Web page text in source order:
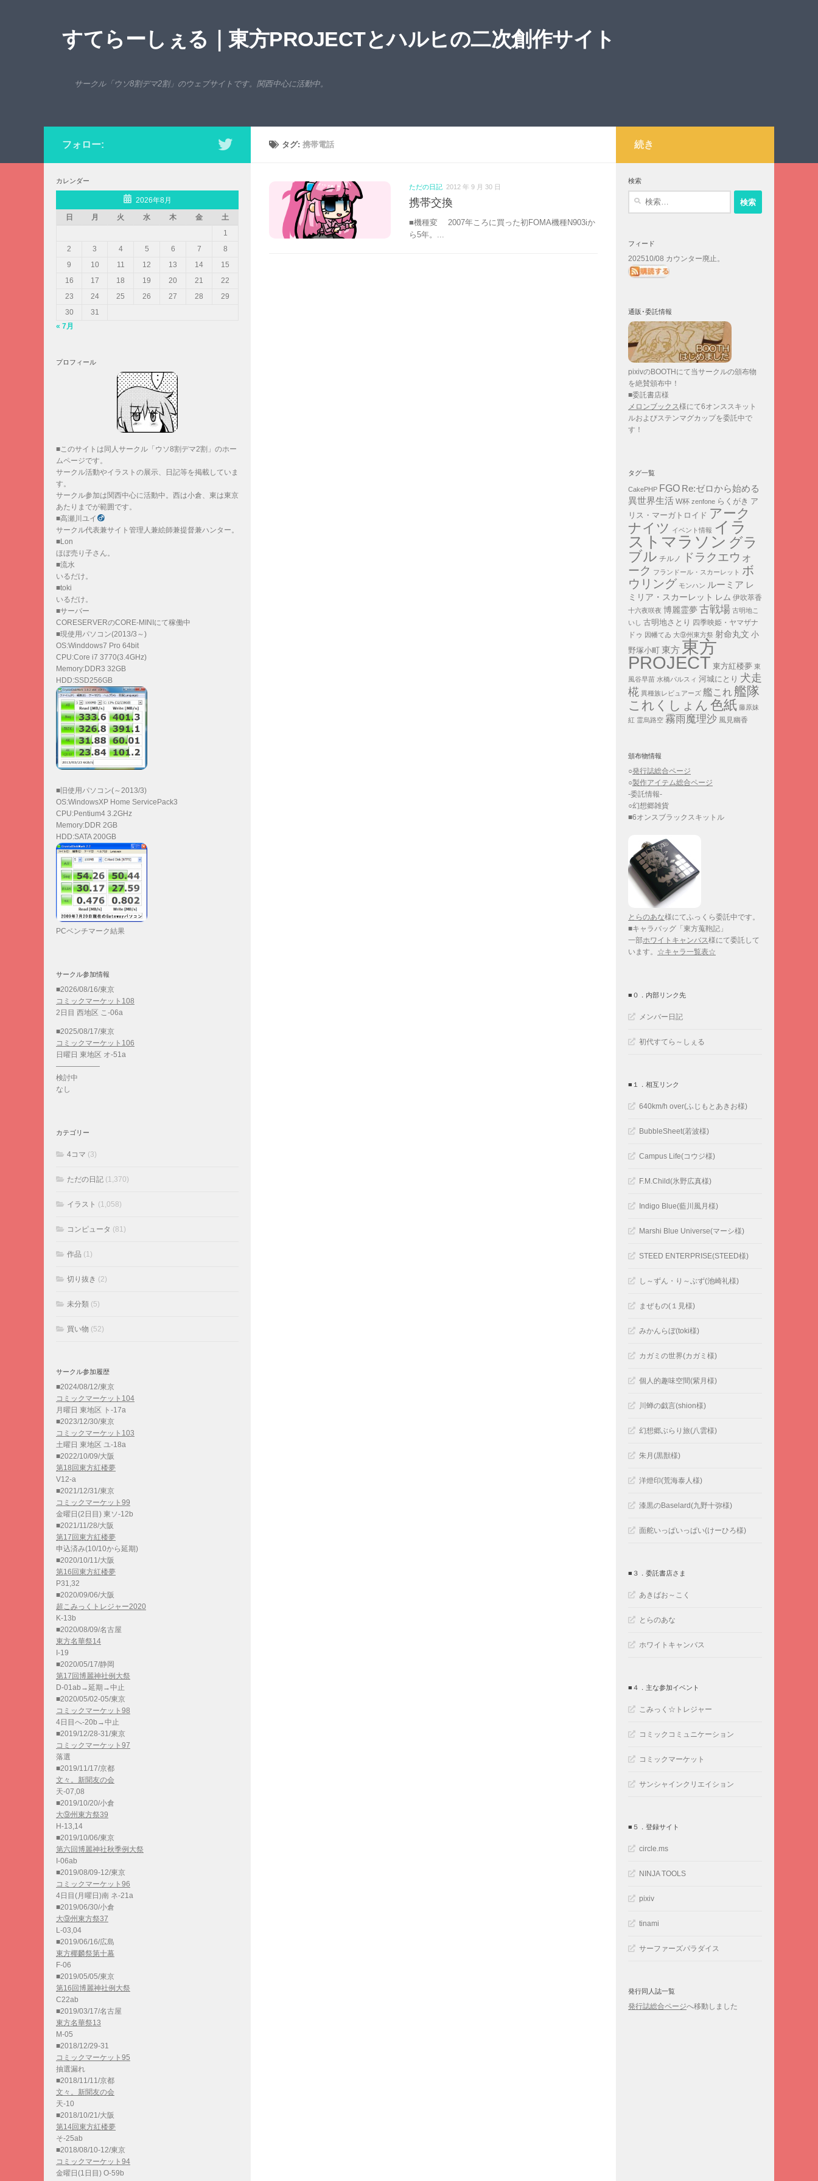
すてらーしぇる｜東方PROJECTとハルヒの二次創作サイト
サークル「ウソ8割デマ2割」のウェブサイトです。関西中心に活動中。
タグ: 携帯電話
ただの日記 2012 年 9 月 30 日
携帯交換
■機種変 2007年ころに買った初FOMA機種N903iか
ら5年。...
フォロー:
カレンダー
2026年8月
日
月 火 水 木 金
土
1
2
3 4 5 6 7
8
9
10 11 12 13 14
15
16
17 18 19 20 21
22
23
24 25 26 27 28
29
30
31
« 7月
プロフィール
■このサイトは同人サークル「ウソ8割デマ2割」のホー
ムページです。
サークル活動やイラストの展示、日記等を掲載していま
す。
サークル参加は関西中心に活動中。西は小倉、東は東京
あたりまでが範囲です。
■高瀬川ユイ
サークル代表兼サイト管理人兼絵師兼提督兼ハンター。
■Lon
ほぼ売り子さん。
■流水
いるだけ。
■toki
いるだけ。
■サーバー
CORESERVERのCORE-MINIにて稼働中
■現使用パソコン(2013/3～)
OS:Winddows7 Pro 64bit
CPU:Core i7 3770(3.4GHz)
Memory:DDR3 32GB
HDD:SSD256GB
■旧使用パソコン(～2013/3)
OS:WindowsXP Home ServicePack3
CPU:Pentium4 3.2GHz
Memory:DDR 2GB
HDD:SATA 200GB
PCベンチマーク結果
サークル参加情報
■2026/08/16/東京
コミックマーケット108
2日目 西地区 こ-06a
■2025/08/17/東京
コミックマーケット106
日曜日 東地区 オ-51a
——————
検討中
なし
カテゴリー
4コマ (3)
ただの日記 (1,370)
イラスト (1,058)
コンピュータ (81)
作品 (1)
切り抜き (2)
未分類 (5)
買い物 (52)
サークル参加履歴
■2024/08/12/東京
コミックマーケット104
月曜日 東地区 ト-17a
■2023/12/30/東京
コミックマーケット103
土曜日 東地区 ユ-18a
■2022/10/09/大阪
第18回東方紅楼夢
V12-a
■2021/12/31/東京
コミックマーケット99
金曜日(2日目) 東ソ-12b
■2021/11/28/大阪
第17回東方紅楼夢
申込済み(10/10から延期)
■2020/10/11/大阪
第16回東方紅楼夢
P31,32
■2020/09/06/大阪
超こみっくトレジャー2020
K-13b
■2020/08/09/名古屋
東方名華祭14
I-19
■2020/05/17/静岡
第17回博麗神社例大祭
D-01ab→延期→中止
■2020/05/02-05/東京
コミックマーケット98
4日目へ-20b→中止
■2019/12/28-31/東京
コミックマーケット97
落選
■2019/11/17/京都
文々。新聞友の会
天-07,08
■2019/10/20/小倉
大⑨州東方祭39
H-13,14
■2019/10/06/東京
第六回博麗神社秋季例大祭
I-06ab
■2019/08/09-12/東京
コミックマーケット96
4日目(月曜日)南 ネ-21a
■2019/06/30/小倉
大⑨州東方祭37
L-03,04
■2019/06/16/広島
東方椰麟祭第十幕
F-06
■2019/05/05/東京
第16回博麗神社例大祭
C22ab
■2019/03/17/名古屋
東方名華祭13
M-05
■2018/12/29-31
コミックマーケット95
抽選漏れ
■2018/11/11/京都
文々。新聞友の会
天-10
■2018/10/21/大阪
第14回東方紅楼夢
そ-25ab
■2018/08/10-12/東京
コミックマーケット94
金曜日(1日目) O-59b
続き
検索
フィード
202510/08 カウンター廃止。
通販･委託情報
pixivのBOOTHにて当サークルの頒布物
を絶賛頒布中！
■委託書店様
メロンブックス様にて6オンススキット
ルおよびステンマグカップを委託中で
す！
タグ一覧
CakePHP FGO Re:ゼロから始める
異世界生活 W杯 zenfone らくがき ア
リス・マーガトロイド アーク
ナイツ イベント情報 イラ
ストマラソン グラ
ブル チルノ
ドラクエウォ
ーク フランドール・スカーレット ボ
ウリング モンハン ルーミア レ
ミリア・スカーレット
レム 伊吹萃香
十六夜咲夜 博麗霊夢 古戦場 古明地こ
いし 古明地さとり 四季映姫・ヤマザナ
ドゥ 因幡てゐ 大⑨州東方祭 射命丸文 小
野塚小町 東方 東方
PROJECT 東方紅楼夢 東
風谷早苗 水橋パルスィ 河城にとり 犬走
椛 異種族レビュアーズ 艦これ艦隊
これくしょん 色紙 藤原妹
紅 霊烏路空 霧雨魔理沙 風見幽香
頒布物情報
○発行誌総合ページ
○製作アイテム総合ページ
-委託情報-
○幻想郷雑貨
■6オンスブラックスキットル
とらのあな様にてふっくら委託中です。
■キャラバッグ「東方蒐鞄記」
一部ホワイトキャンバス様にて委託して
います。 ☆キャラ一覧表☆
■０．内部リンク先
メンバー日記
初代すてら～しぇる
■１．相互リンク
640km/h over(ふじもとあきお様)
BubbleSheet(若波様)
Campus Life(コウジ様)
F.M.Child(氷野広真様)
Indigo Blue(藍川風月様)
Marshi Blue Universe(マーシ様)
STEED ENTERPRISE(STEED様)
し～ずん・り～ぶず(池崎礼様)
まぜもの(１見様)
みかんらぼ(toki様)
カガミの世界(カガミ様)
個人的趣味空間(紫月様)
川蝉の戯言(shion様)
幻想郷ぶらり旅(八雲様)
朱月(黒獣様)
洋燈印(荒海泰人様)
漆黒のBaselard(九野十弥様)
面舵いっぱいっぱい(けーひろ様)
■３．委託書店さま
あきばお～こく
とらのあな
ホワイトキャンバス
■４．主な参加イベント
こみっく☆トレジャー
コミックコミュニケーション
コミックマーケット
サンシャインクリエイション
■５．登録サイト
circle.ms
NINJA TOOLS
pixiv
tinami
サーファーズパラダイス
発行同人誌一覧
発行誌総合ページへ移動しました